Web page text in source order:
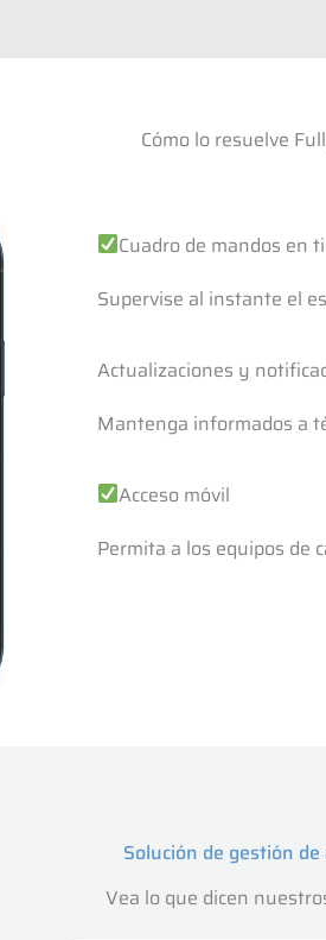
Cómo lo resuelve
Cuadro de mandos en
Supervise al instante el
Actualizaciones y
Mantenga informados a
Acceso móvil
Permita a los equipos de
Solución de gestión
Vea lo que dicen